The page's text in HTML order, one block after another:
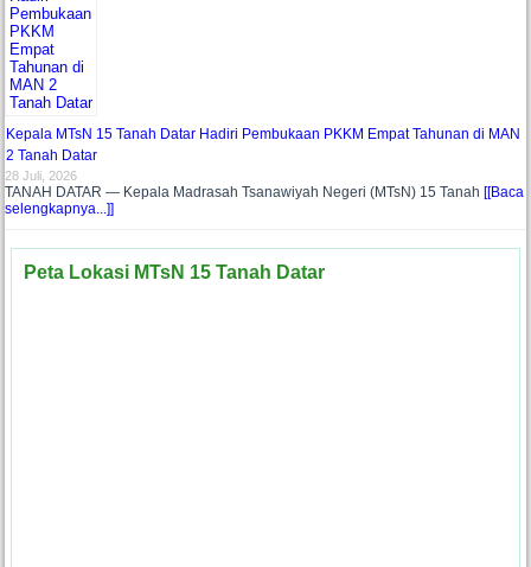
Kepala MTsN 15 Tanah Datar Hadiri Pembukaan PKKM Empat Tahunan di MAN
2 Tanah Datar
28 Juli, 2026
TANAH DATAR — Kepala Madrasah Tsanawiyah Negeri (MTsN) 15 Tanah[[Baca
selengkapnya...]]
Peta Lokasi MTsN 15 Tanah Datar